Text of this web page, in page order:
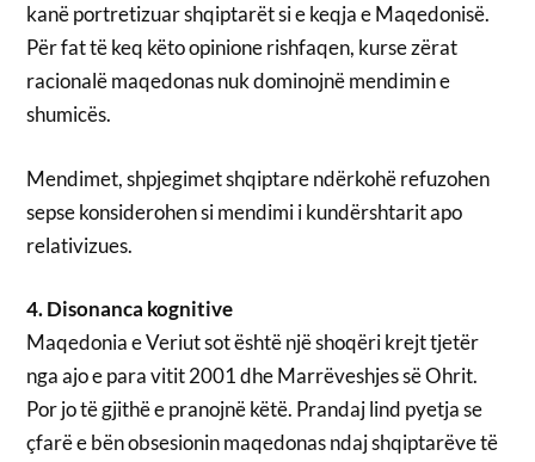
kanë portretizuar shqiptarët si e keqja e Maqedonisë.
Për fat të keq këto opinione rishfaqen, kurse zërat
racionalë maqedonas nuk dominojnë mendimin e
shumicës.
Mendimet, shpjegimet shqiptare ndërkohë refuzohen
sepse konsiderohen si mendimi i kundërshtarit apo
relativizues.
4. Disonanca kognitive
Maqedonia e Veriut sot është një shoqëri krejt tjetër
nga ajo e para vitit 2001 dhe Marrëveshjes së Ohrit.
Por jo të gjithë e pranojnë këtë. Prandaj lind pyetja se
çfarë e bën obsesionin maqedonas ndaj shqiptarëve të